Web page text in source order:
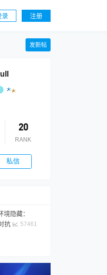
录 注册
发新帖
20
RANK
私信
隐藏：
抗
57461